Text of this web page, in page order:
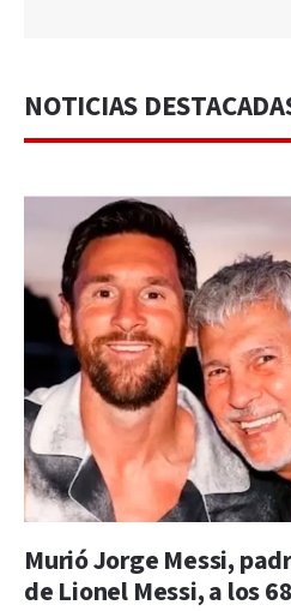
NOTICIAS
Murió Jorge Messi,
de Lionel Messi, a los